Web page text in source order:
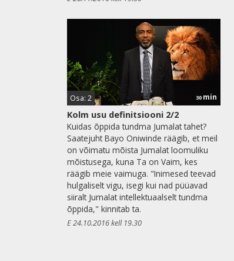
Osa: 2 30 min
Kolm usu definitsiooni 2/2
Kuidas õppida tundma Jumalat tahet?
Saatejuht Bayo Oniwinde räägib, et meil
on võimatu mõista Jumalat loomuliku
mõistusega, kuna Ta on Vaim, kes
räägib meie vaimuga. "Inimesed teevad
hulgaliselt vigu, isegi kui nad püüavad
siiralt Jumalat intellektuaalselt tundma
õppida," kinnitab ta.
E 24.10.2016 kell 19.30